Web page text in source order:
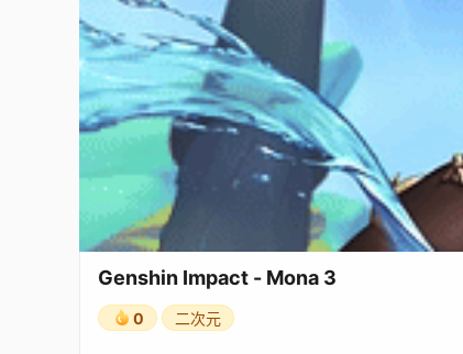
Genshin Impact - Mona 3
0 二次元